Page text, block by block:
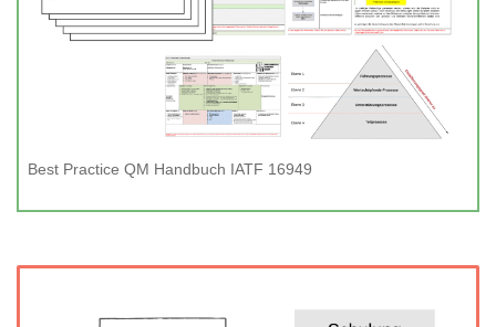
Best Practice QM Handbuch IATF 16949